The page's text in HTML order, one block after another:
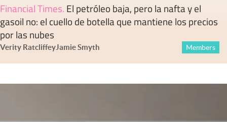
Financial Times. El petróleo baja, pero la nafta y el
gasoil no: el cuello de botella que mantiene los precios
por las nubes
Verity RatcliffeyJamie Smyth Members